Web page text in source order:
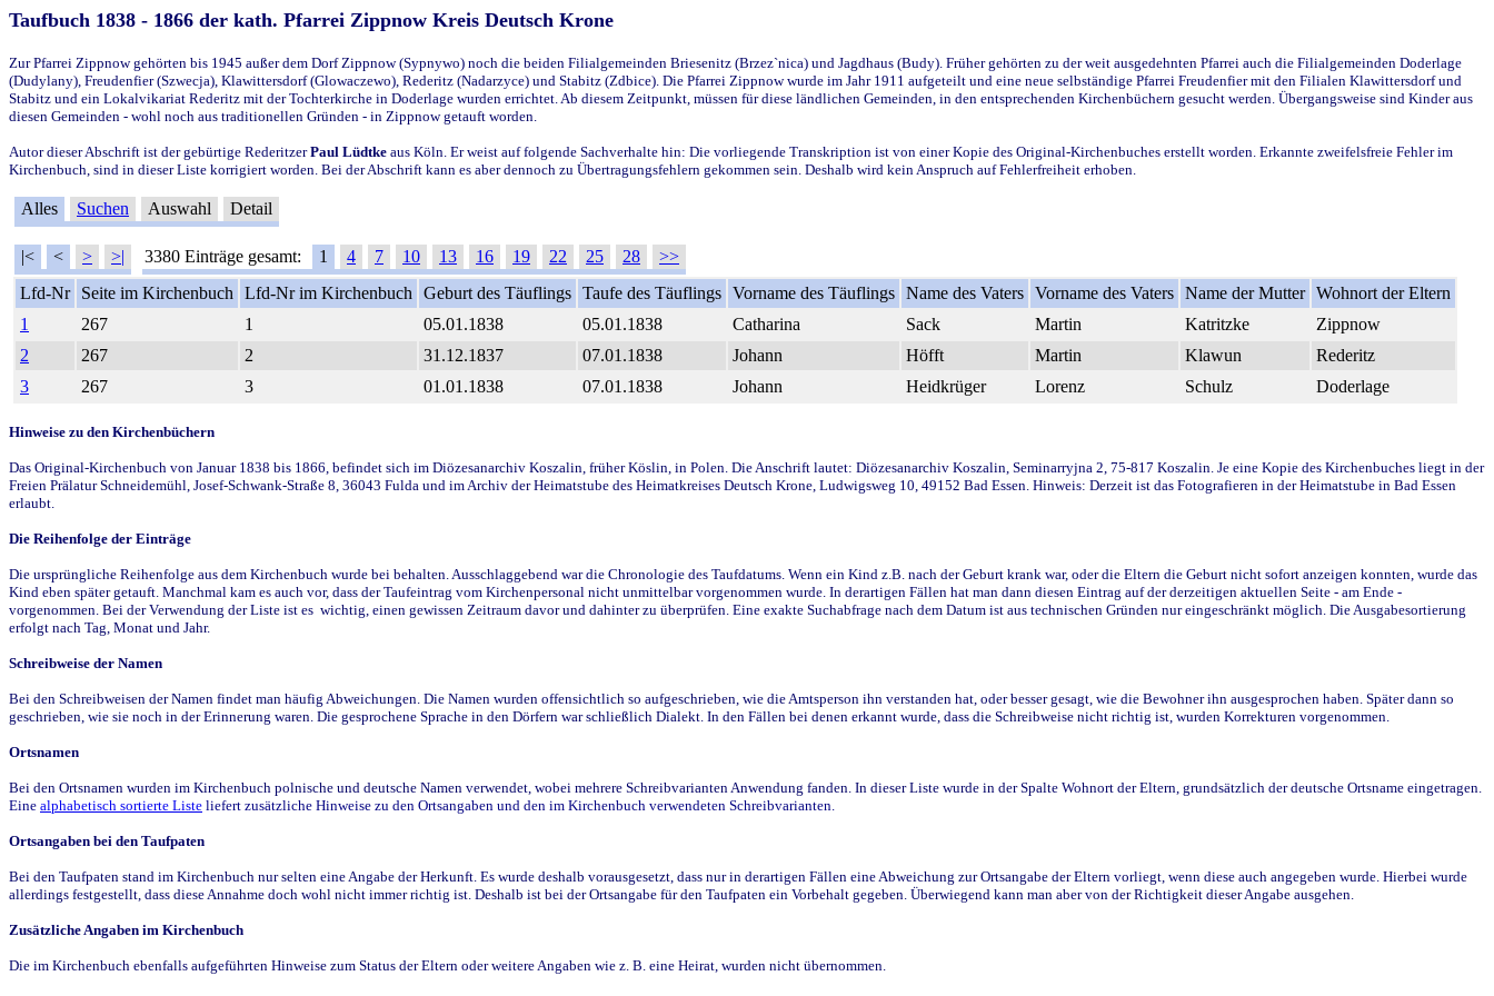
Taufbuch 1838 - 1866 der kath. Pfarrei Zippnow Kreis Deutsch Krone
Zur Pfarrei Zippnow gehörten bis 1945 außer dem Dorf Zippnow (Sypnywo) noch die beiden Filialgemeinden Briesenitz (Brzez`nica) und Jagdhaus (Budy). Früher gehörten zu der weit ausgedehnten Pfarrei auch die Filialgemeinden Doderlage
(Dudylany), Freudenfier (Szwecja), Klawittersdorf (Glowaczewo), Rederitz (Nadarzyce) und Stabitz (Zdbice). Die Pfarrei Zippnow wurde im Jahr 1911 aufgeteilt und eine neue selbständige Pfarrei Freudenfier mit den Filialen Klawittersdorf und
Stabitz und ein Lokalvikariat Rederitz mit der Tochterkirche in Doderlage wurden errichtet. Ab diesem Zeitpunkt, müssen für diese ländlichen Gemeinden, in den entsprechenden Kirchenbüchern gesucht werden. Übergangsweise sind Kinder aus
diesen Gemeinden - wohl noch aus traditionellen Gründen - in Zippnow getauft worden.
Autor dieser Abschrift ist der gebürtige RederitzerPaul Lüdtke aus Köln. Er weist auf folgende Sachverhalte hin: Die vorliegende Transkription ist von einer Kopie des Original-Kirchenbuches erstellt worden. Erkannte zweifelsfreie Fehler im
Kirchenbuch, sind in dieser Liste korrigiert worden. Bei der Abschrift kann es aber dennoch zu Übertragungsfehlern gekommen sein. Deshalb wird kein Anspruch auf Fehlerfreiheit erhoben.
Alles Suchen Auswahl Detail
|< < > >| 3380 Einträge gesamt: 1 4 7 10 13 16 19 22 25 28
>>
Lfd-Nr
Seite im Kirchenbuch Lfd-Nr im Kirchenbuch Geburt des Täuflings Taufe des Täuflings Vorname des Täuflings Name des Vaters Vorname des Vaters Name der Mutter Wohnort der Eltern
1
267 1 05.01.1838 05.01.1838 Catharina Sack Martin Katritzke
Zippnow
2
267 2 31.12.1837 07.01.1838 Johann Höfft Martin Klawun
Rederitz
3
267 3 01.01.1838 07.01.1838 Johann Heidkrüger Lorenz Schulz Doderlage
Hinweise zu den Kirchenbüchern
Das Original-Kirchenbuch von Januar 1838 bis 1866, befindet sich im Diözesanarchiv Koszalin, früher Köslin, in Polen. Die Anschrift lautet: Diözesanarchiv Koszalin, Seminarryjna 2, 75-817 Koszalin. Je eine Kopie des Kirchenbuches liegt in der
Freien Prälatur Schneidemühl, Josef-Schwank-Straße 8, 36043 Fulda und im Archiv der Heimatstube des Heimatkreises Deutsch Krone, Ludwigsweg 10, 49152 Bad Essen. Hinweis: Derzeit ist das Fotografieren in der Heimatstube in Bad Essen
erlaubt.
Die Reihenfolge der Einträge
Die ursprüngliche Reihenfolge aus dem Kirchenbuch wurde bei behalten. Ausschlaggebend war die Chronologie des Taufdatums. Wenn ein Kind z.B. nach der Geburt krank war, oder die Eltern die Geburt nicht sofort anzeigen konnten, wurde das
Kind eben später getauft. Manchmal kam es auch vor, dass der Taufeintrag vom Kirchenpersonal nicht unmittelbar vorgenommen wurde. In derartigen Fällen hat man dann diesen Eintrag auf der derzeitigen aktuellen Seite - am Ende -
vorgenommen. Bei der Verwendung der Liste ist es wichtig, einen gewissen Zeitraum davor und dahinter zu überprüfen. Eine exakte Suchabfrage nach dem Datum ist aus technischen Gründen nur eingeschränkt möglich. Die Ausgabesortierung
erfolgt nach Tag, Monat und Jahr.
Schreibweise der Namen
Bei den Schreibweisen der Namen findet man häufig Abweichungen. Die Namen wurden offensichtlich so aufgeschrieben, wie die Amtsperson ihn verstanden hat, oder besser gesagt, wie die Bewohner ihn ausgesprochen haben. Später dann so
geschrieben, wie sie noch in der Erinnerung waren. Die gesprochene Sprache in den Dörfern war schließlich Dialekt. In den Fällen bei denen erkannt wurde, dass die Schreibweise nicht richtig ist, wurden Korrekturen vorgenommen.
Ortsnamen
Bei den Ortsnamen wurden im Kirchenbuch polnische und deutsche Namen verwendet, wobei mehrere Schreibvarianten Anwendung fanden. In dieser Liste wurde in der Spalte Wohnort der Eltern, grundsätzlich der deutsche Ortsname eingetragen.
Eine alphabetisch sortierte Liste liefert zusätzliche Hinweise zu den Ortsangaben und den im Kirchenbuch verwendeten Schreibvarianten.
Ortsangaben bei den Taufpaten
Bei den Taufpaten stand im Kirchenbuch nur selten eine Angabe der Herkunft. Es wurde deshalb vorausgesetzt, dass nur in derartigen Fällen eine Abweichung zur Ortsangabe der Eltern vorliegt, wenn diese auch angegeben wurde. Hierbei wurde
allerdings festgestellt, dass diese Annahme doch wohl nicht immer richtig ist. Deshalb ist bei der Ortsangabe für den Taufpaten ein Vorbehalt gegeben. Überwiegend kann man aber von der Richtigkeit dieser Angabe ausgehen.
Zusätzliche Angaben im Kirchenbuch
Die im Kirchenbuch ebenfalls aufgeführten Hinweise zum Status der Eltern oder weitere Angaben wie z. B. eine Heirat, wurden nicht übernommen.